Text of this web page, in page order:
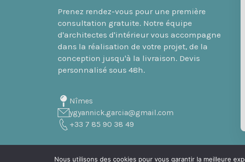
Prenez rendez-vous pour une première
consultation gratuite. Notre équipe
d'architectes d'intérieur vous accompagne
dans la réalisation de votre projet, de la
conception jusqu'à la livraison. Devis
personnalisé sous 48h.
Nîmes
ygyannick.garcia@gmail.com
+33 7 85 90 38 49
Nous utilisons des cookies pour vous garantir la meilleure